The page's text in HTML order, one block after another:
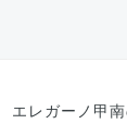
エレガーノ甲